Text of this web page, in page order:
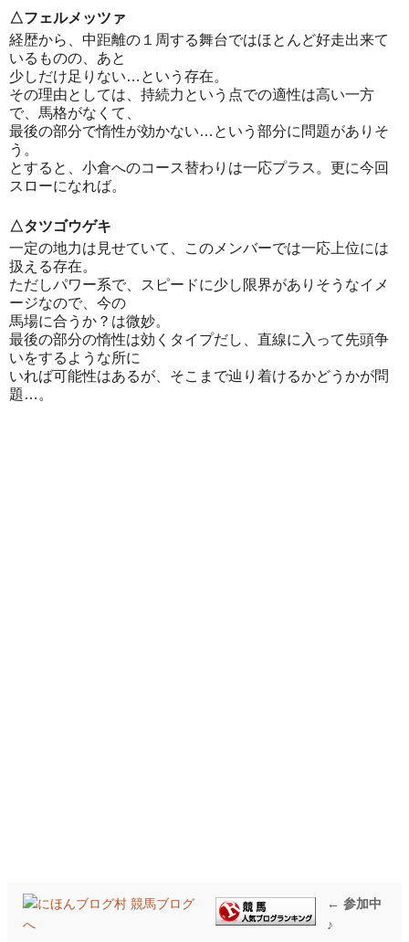
△フェルメッツァ
経歴から、中距離の１周する舞台ではほとんど好走出来て
いるものの、あと
少しだけ足りない…という存在。
その理由としては、持続力という点での適性は高い一方
で、馬格がなくて、
最後の部分で惰性が効かない…という部分に問題がありそ
う。
とすると、小倉へのコース替わりは一応プラス。更に今回
スローになれば。
△タツゴウゲキ
一定の地力は見せていて、このメンバーでは一応上位には
扱える存在。
ただしパワー系で、スピードに少し限界がありそうなイメ
ージなので、今の
馬場に合うか？は微妙。
最後の部分の惰性は効くタイプだし、直線に入って先頭争
いをするような所に
いれば可能性はあるが、そこまで辿り着けるかどうかが問
題…。
← 参加中
♪